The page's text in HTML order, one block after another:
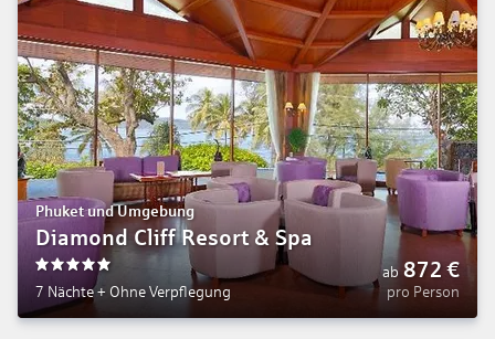
Phuket und Umgebung
Diamond Cliff Resort & Spa
7 Nächte+ Ohne Verpflegung
ab 872€
pro Person